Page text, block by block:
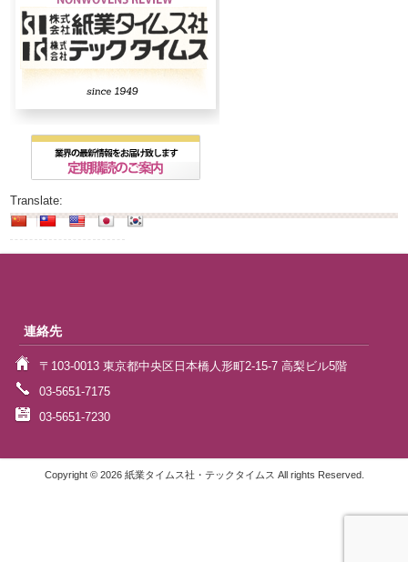
Translate:
連絡先
〒103-0013 東京都中央区日本橋人形町2-15-7 高梨ビル5階
03-5651-7175
03-5651-7230
Copyright © 2026 紙業タイムス社・テックタイムス All rights Reserved.